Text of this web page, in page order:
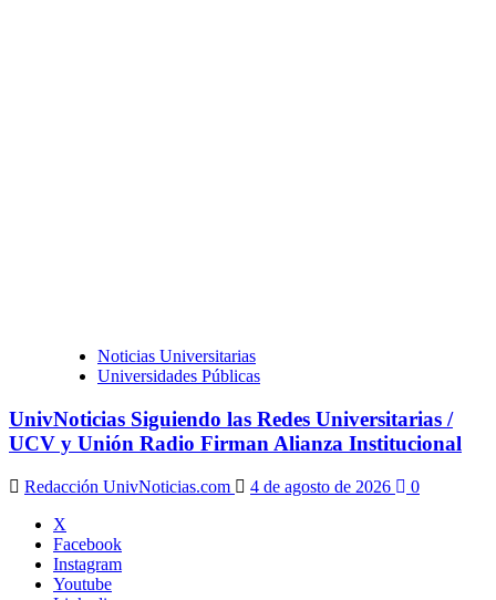
Noticias Universitarias
Universidades Públicas
UnivNoticias Siguiendo las Redes Universitarias /
UCV y Unión Radio Firman Alianza Institucional
Redacción UnivNoticias.com 4 de agosto de 2026
0
X
Facebook
Instagram
Youtube